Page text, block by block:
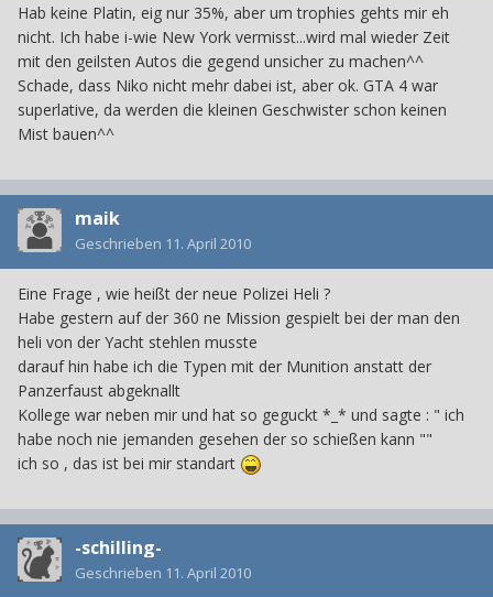
Hab keine Platin, eig nur 35%, aber um trophies gehts mir eh
nicht. Ich habe i-wie New York vermisst...wird mal wieder Zeit
mit den geilsten Autos die gegend unsicher zu machen^^
Schade, dass Niko nicht mehr dabei ist, aber ok. GTA 4 war
superlative, da werden die kleinen Geschwister schon keinen
Mist bauen^^
maik
Geschrieben 11. April 2010
Eine Frage , wie heißt der neue Polizei Heli ?
Habe gestern auf der 360 ne Mission gespielt bei der man den
heli von der Yacht stehlen musste
darauf hin habe ich die Typen mit der Munition anstatt der
Panzerfaust abgeknallt
Kollege war neben mir und hat so geguckt *_* und sagte : " ich
habe noch nie jemanden gesehen der so schießen kann ""
ich so , das ist bei mir standart
-schilling-
Geschrieben 11. April 2010